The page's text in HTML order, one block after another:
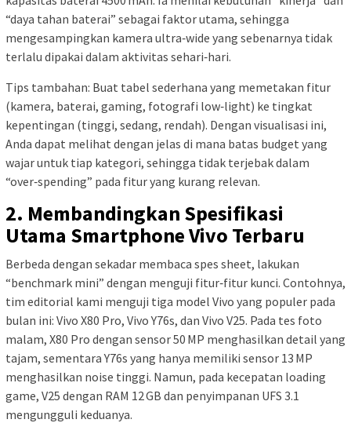
“daya tahan baterai” sebagai faktor utama, sehingga
mengesampingkan kamera ultra‑wide yang sebenarnya tidak
terlalu dipakai dalam aktivitas sehari‑hari.
Tips tambahan: Buat tabel sederhana yang memetakan fitur
(kamera, baterai, gaming, fotografi low‑light) ke tingkat
kepentingan (tinggi, sedang, rendah). Dengan visualisasi ini,
Anda dapat melihat dengan jelas di mana batas budget yang
wajar untuk tiap kategori, sehingga tidak terjebak dalam
“over‑spending” pada fitur yang kurang relevan.
2. Membandingkan Spesifikasi
Utama Smartphone Vivo Terbaru
Berbeda dengan sekadar membaca spes sheet, lakukan
“benchmark mini” dengan menguji fitur‑fitur kunci. Contohnya,
tim editorial kami menguji tiga model Vivo yang populer pada
bulan ini: Vivo X80 Pro, Vivo Y76s, dan Vivo V25. Pada tes foto
malam, X80 Pro dengan sensor 50 MP menghasilkan detail yang
tajam, sementara Y76s yang hanya memiliki sensor 13 MP
menghasilkan noise tinggi. Namun, pada kecepatan loading
game, V25 dengan RAM 12 GB dan penyimpanan UFS 3.1
mengungguli keduanya.